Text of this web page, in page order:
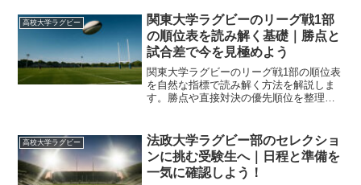
を提案します。
高校大学ラグビー
関東大学ラグビーのリーグ戦1部
の順位表を読み解く基礎｜勝点と
試合差で今を見極めよう
関東大学ラグビーのリーグ戦1部の順位表
を自然な指標で読み解く方法を解説しま
す。勝点や直接対決の優先順位を整理
高校大学ラグビー
法政大学ラグビー部のセレクショ
ンに挑む受験生へ｜日程と準備を
一気に確認しよう！